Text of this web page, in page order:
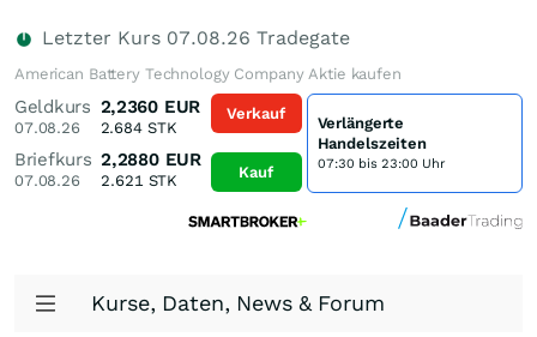
Letzter Kurs 07.08.26 Tradegate
American Battery Technology Company Aktie kaufen
Geldkurs
07.08.26
2,2360 EUR
2.684STK
Briefkurs
07.08.26
2,2880 EUR
2.621 STK
Verkauf
Kauf
Verlängerte
Handelszeiten
07:30 bis 23:00 Uhr
Kurse, Daten, News & Forum